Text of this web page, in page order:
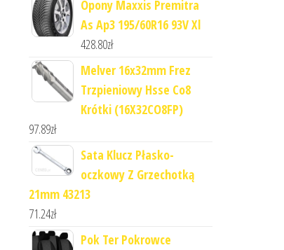
Opony Maxxis Premitra
As Ap3 195/60R16 93V Xl
428.80zł
Melver 16x32mm Frez
Trzpieniowy Hsse Co8
Krótki (16X32CO8FP)
97.89zł
Sata Klucz Płasko-
oczkowy Z Grzechotką
21mm 43213
71.24zł
Pok Ter Pokrowce